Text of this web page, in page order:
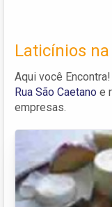
Laticínios
Aqui você
Rua São Caetano e
empresas.